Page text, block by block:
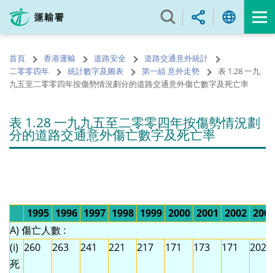
內
的
開
首頁 香港運輸 道路安全
道路交通意外統計
二零零四年
統計數字及圖表 第一組 意外走勢
表 1.28 一九
九五至二零零四年按傷勢情況劃分的道路交通意外傷亡數字及死亡率
表 1.28 一九九五至二零零四年按傷勢情況劃
分的道路交通意外傷亡數字及死亡率
1995 1996 1997 1998 1999 2000 2001 2002 2003
A) 傷亡人數 :
(i)
死
260 263 241 221 217 171 173 171 202